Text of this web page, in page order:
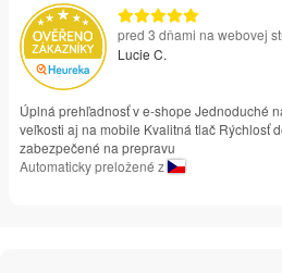
pred 3 dňami na webovej
Lucie C.
Úplná prehľadnosť v e-shope Jednoduché
veľkosti aj na mobile Kvalitná tlač Rýchlosť
zabezpečené na prepravu
Automaticky preložené z